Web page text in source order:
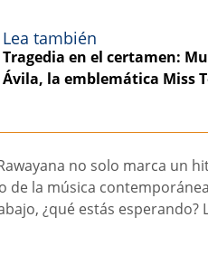
Lea también
Tragedia en el certamen:
Ávila, la emblemática Miss
no solo marca un
de la música
¿qué estás esperando?